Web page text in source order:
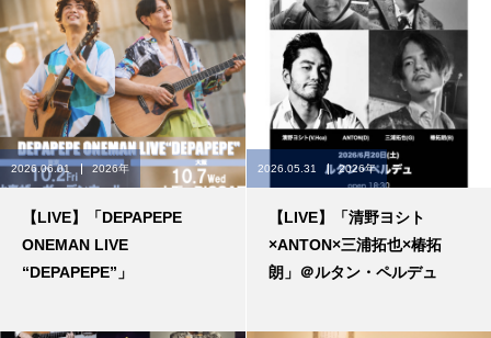
2026.06.01 2026年
【LIVE】「DEPAPEPE
ONEMAN LIVE
“DEPAPEPE”」
2026.05.31 2026年
【LIVE】「清野ヨシト
×ANTON×三浦拓也×椿拓
朗」＠ルタン・ペルデュ